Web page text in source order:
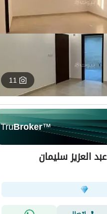
11
TruBroker™
عبد العزيز سليمان